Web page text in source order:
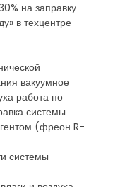
на заправку
в техцентре
вакуумное
работа по
системы
(фреон R-
системы